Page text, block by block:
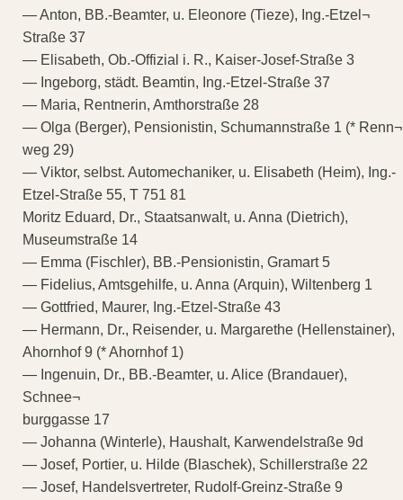
— Anton, BB.-Beamter, u. Eleonore (Tieze), Ing.-Etzel¬
Straße 37
— Elisabeth, Ob.-Offizial i. R., Kaiser-Josef-Straße 3
— Ingeborg, städt. Beamtin, Ing.-Etzel-Straße 37
— Maria, Rentnerin, Amthorstraße 28
— Olga (Berger), Pensionistin, Schumannstraße 1 (* Renn¬
weg 29)
— Viktor, selbst. Automechaniker, u. Elisabeth (Heim), Ing.-
Etzel-Straße 55, T 751 81
Moritz Eduard, Dr., Staatsanwalt, u. Anna (Dietrich),
Museumstraße 14
— Emma (Fischler), BB.-Pensionistin, Gramart 5
— Fidelius, Amtsgehilfe, u. Anna (Arquin), Wiltenberg 1
— Gottfried, Maurer, Ing.-Etzel-Straße 43
— Hermann, Dr., Reisender, u. Margarethe (Hellenstainer),
Ahornhof 9 (* Ahornhof 1)
— Ingenuin, Dr., BB.-Beamter, u. Alice (Brandauer),
Schnee¬
burggasse 17
— Johanna (Winterle), Haushalt, Karwendelstraße 9d
— Josef, Portier, u. Hilde (Blaschek), Schillerstraße 22
— Josef, Handelsvertreter, Rudolf-Greinz-Straße 9